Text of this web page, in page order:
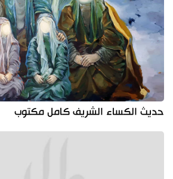
حديث الكساء الشريف كامل مكتوب